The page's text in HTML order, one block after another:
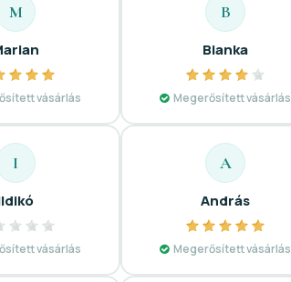
M
vásárlás
B
Bianka
Megerősített vásárlás
I
vásárlás
A
András
Megerősített vásárlás